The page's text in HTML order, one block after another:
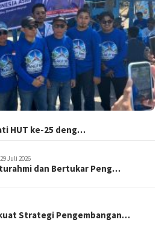
HUT ke-25 deng…
29 Juli 2026
dan Bertukar Peng…
Strategi Pengembangan…